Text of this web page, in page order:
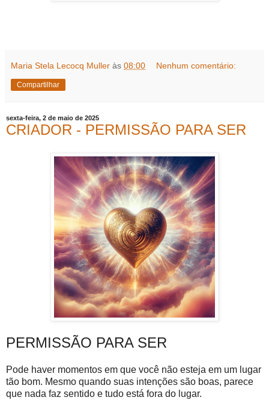
Maria Stela Lecocq Muller às 08:00 Nenhum comentário:
Compartilhar
sexta-feira, 2 de maio de 2025
CRIADOR - PERMISSÃO PARA SER
PERMISSÃO PARA SER
Pode haver momentos em que você não esteja em um lugar
tão bom. Mesmo quando suas intenções são boas, parece
que nada faz sentido e tudo está fora do lugar.